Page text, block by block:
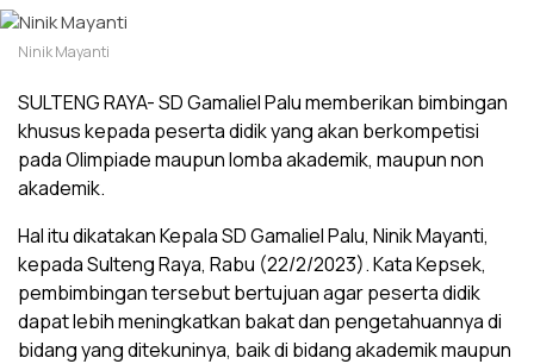
Ninik Mayanti
SULTENG RAYA- SD Gamaliel Palu memberikan bimbingan
khusus kepada peserta didik yang akan berkompetisi
pada Olimpiade maupun lomba akademik, maupun non
akademik.
Hal itu dikatakan Kepala SD Gamaliel Palu, Ninik Mayanti,
kepada Sulteng Raya, Rabu (22/2/2023). Kata Kepsek,
pembimbingan tersebut bertujuan agar peserta didik
dapat lebih meningkatkan bakat dan pengetahuannya di
bidang yang ditekuninya, baik di bidang akademik maupun